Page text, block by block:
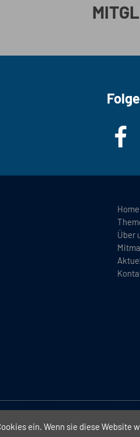
Home
Über
e.V. (BEI)
ein. Wenn sie diese